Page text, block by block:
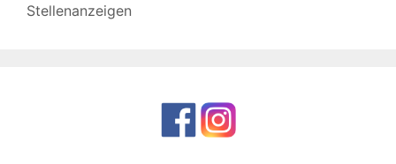
Stellenanzeigen